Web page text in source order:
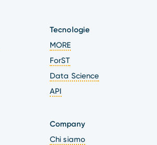
Tecnologie
MORE
ForST
Data Science
API
Company
Chi siamo